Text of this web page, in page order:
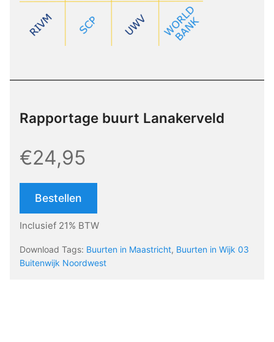
Rapportage buurt Lanakerveld
€24,95
Bestellen
Inclusief 21% BTW
Download Tags: Buurten in Maastricht, Buurten in Wijk 03
Buitenwijk Noordwest